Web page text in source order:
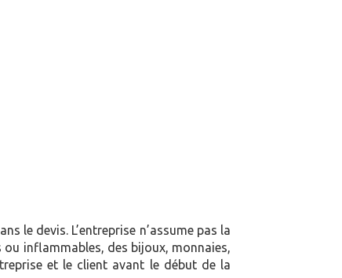
le devis. L’entreprise n’assume pas la
ou inflammables, des bijoux, monnaies,
et le client avant le début de la